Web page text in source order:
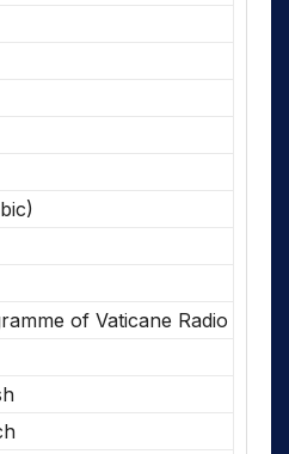
of Vaticane Radio